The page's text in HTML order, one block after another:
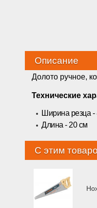
Описание
Долото ручное,
Технические
Ширина резца
Длина - 20 см
С этим